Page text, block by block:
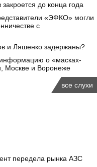
до конца года
«ЭФКО» могли
с
и Ляшенко задержаны?
о «масках-
Москве и Воронеже
все слухи
передела рынка АЗС